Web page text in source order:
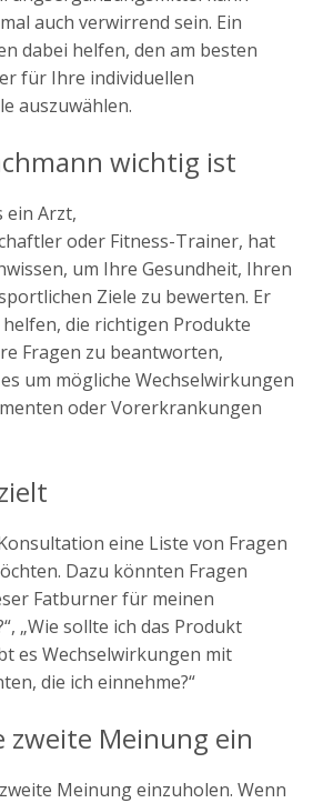
auch verwirrend sein. Ein
dabei helfen, den am besten
für Ihre individuellen
auszuwählen.
wichtig ist
ein Arzt,
oder Fitness-Trainer, hat
um Ihre Gesundheit, Ihren
Ziele zu bewerten. Er
die richtigen Produkte
Fragen zu beantworten,
um mögliche Wechselwirkungen
oder Vorerkrankungen
eine Liste von Fragen
Dazu könnten Fragen
Fatburner für meinen
„Wie sollte ich das Produkt
es Wechselwirkungen mit
die ich einnehme?“
zweite Meinung ein
Meinung einzuholen. Wenn